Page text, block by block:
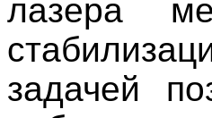
лазера
задачей